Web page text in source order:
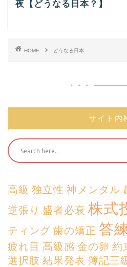
夜【どうなる日本？】
HOME どうなる日本
サイト内
高級 独立性 神メンタル
逆張り 盛者必衰 株式
ティング 歯の矯正 答
疲れ目 高級感 金の卵 約
選択肢 結果発表 簿記三